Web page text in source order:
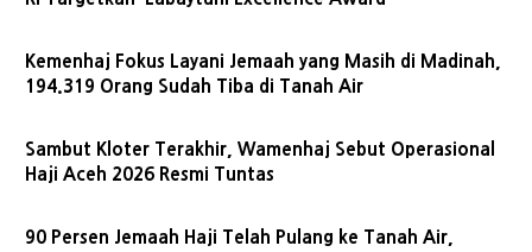
Kemenhaj Fokus Layani Jemaah yang Masih di Madinah,
194.319 Orang Sudah Tiba di Tanah Air
Sambut Kloter Terakhir, Wamenhaj Sebut Operasional
Haji Aceh 2026 Resmi Tuntas
90 Persen Jemaah Haji Telah Pulang ke Tanah Air,